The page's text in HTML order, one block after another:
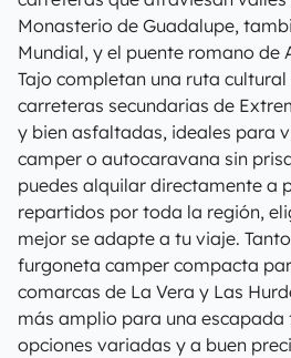
Monasterio de Guadalupe,
Mundial, y el puente romano de
Tajo completan una ruta
carreteras secundarias de
y bien asfaltadas, ideales para
camper o autocaravana sin
puedes alquilar directamente a
repartidos por toda la región,
mejor se adapte a tu viaje.
furgoneta camper compacta
comarcas de La Vera y Las
más amplio para una
opciones variadas y a buen